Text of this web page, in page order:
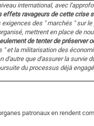
international, avec
ravageurs de cette crise
des " marchés " sur
mettrent en place de
de tenter de préserver
et la militarisation des
d'autre que d'assurer la survie
du processus déjà
patronaux en rendent